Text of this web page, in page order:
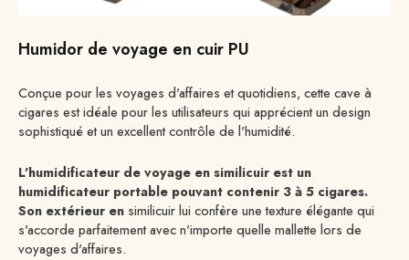
Humidor de voyage en cuir PU
Conçue pour les voyages d'affaires et quotidiens, cette cave à
cigares est idéale pour les utilisateurs qui apprécient un design
sophistiqué et un excellent contrôle de l'humidité.
L'humidificateur de voyage en similicuir est un
humidificateur portable pouvant contenir 3 à 5 cigares.
Son extérieur en similicuir lui confère une texture élégante qui
s'accorde parfaitement avec n'importe quelle mallette lors de
voyages d'affaires.